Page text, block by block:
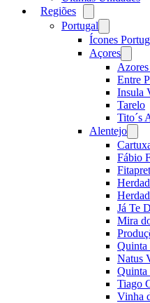
Regiões
menu
Portugal
menu
Ícones
Açores
menu
Entre
Insula
Tarelo
Tito´s
Alentejo
Fábio
Já Te
Mira
Quinta
Natus
Quinta
Tiago
Vinha